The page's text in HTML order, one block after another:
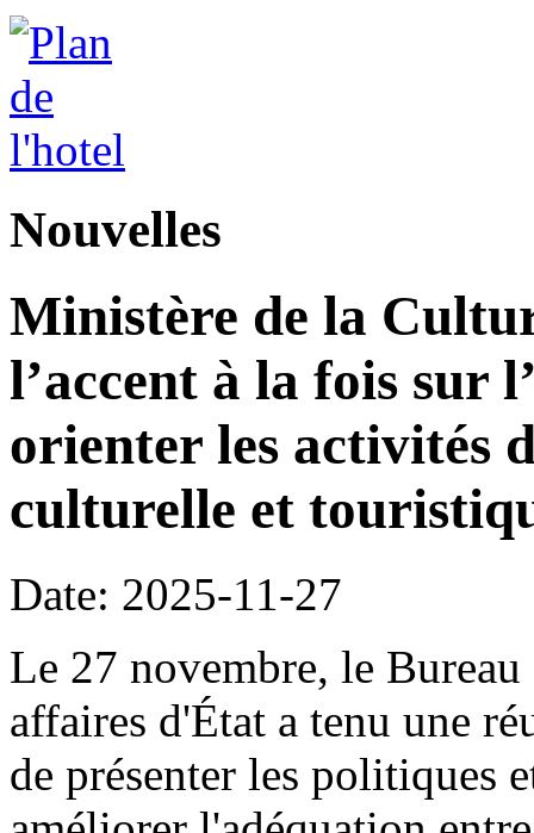
Nouvelles
Ministère de la
l’accent à la fois sur
orienter les activités
culturelle et
Date: 2025-11-27
Le 27 novembre, le
affaires d'État a tenu une
de présenter les politiques